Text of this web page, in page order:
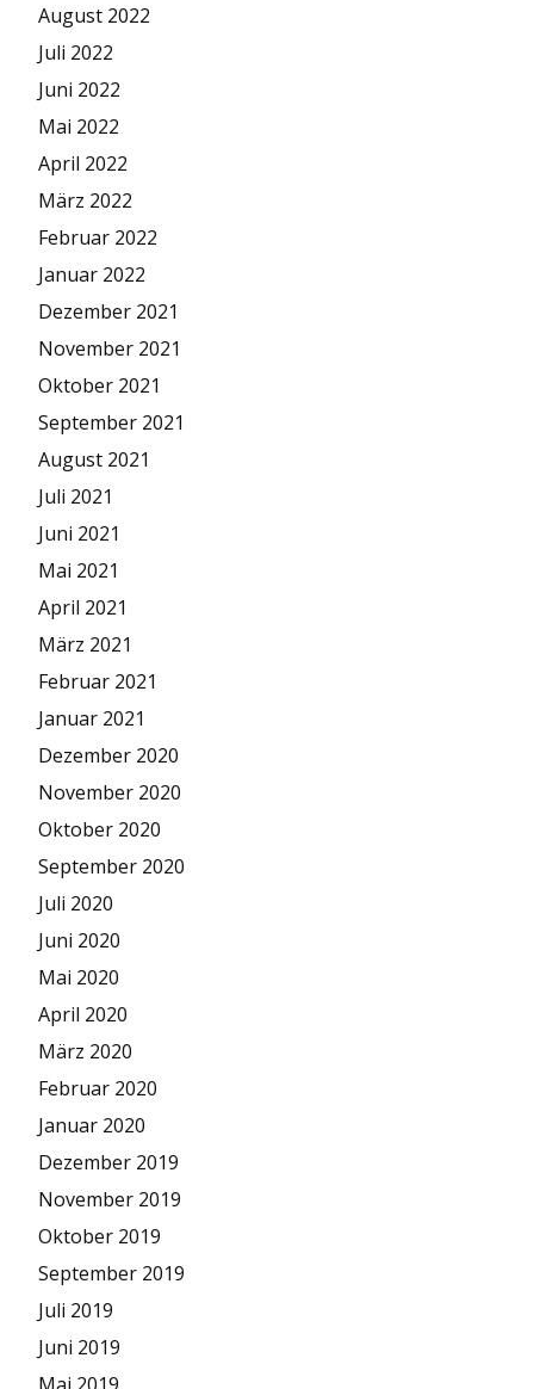
August 2022
Juli 2022
Juni 2022
Mai 2022
April 2022
März 2022
Februar 2022
Januar 2022
Dezember 2021
November 2021
Oktober 2021
September 2021
August 2021
Juli 2021
Juni 2021
Mai 2021
April 2021
März 2021
Februar 2021
Januar 2021
Dezember 2020
November 2020
Oktober 2020
September 2020
Juli 2020
Juni 2020
Mai 2020
April 2020
März 2020
Februar 2020
Januar 2020
Dezember 2019
November 2019
Oktober 2019
September 2019
Juli 2019
Juni 2019